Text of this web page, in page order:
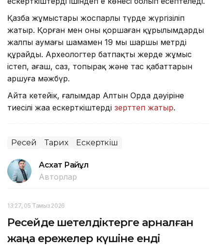
Қазба жұмыстары жоспарлы түрде жүргізіліп
жатыр. Қорған мен оны қоршаған құрылымдардың
жалпы аумағы шамамен 19 мың шаршы метрді
құрайды. Археологтер батпақты жерде жұмыс
істеп, ағаш, саз, топырақ және тас қабаттарын
аршуға мәжбүр.
Айта кетейік, ғалымдар Алтын Орда дәуіріне
тиесілі жаңа ескерткіштерді зерттеп жатыр.
Ресей Тарих Ескерткіш
Асхат Райқұл
Авторлар
13:27, 05 Тамыз 2026
Ресейде шетелдіктерге арналған
жаңа ережелер күшіне енді